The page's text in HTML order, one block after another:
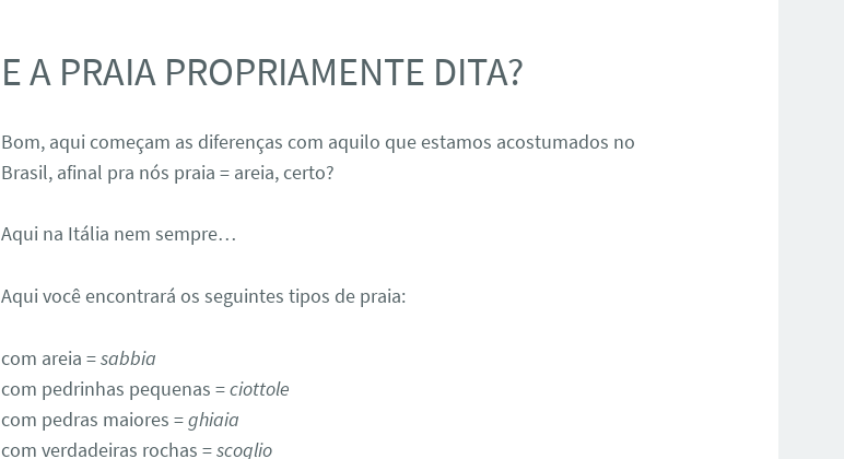
E A PRAIA PROPRIAMENTE DITA?
Bom, aqui começam as diferenças com aquilo que estamos acostumados no
Brasil, afinal pra nós praia = areia, certo?
Aqui na Itália nem sempre…
Aqui você encontrará os seguintes tipos de praia:
com areia =sabbia
com pedrinhas pequenas =ciottole
com pedras maiores =ghiaia
com verdadeiras rochas =scoglio